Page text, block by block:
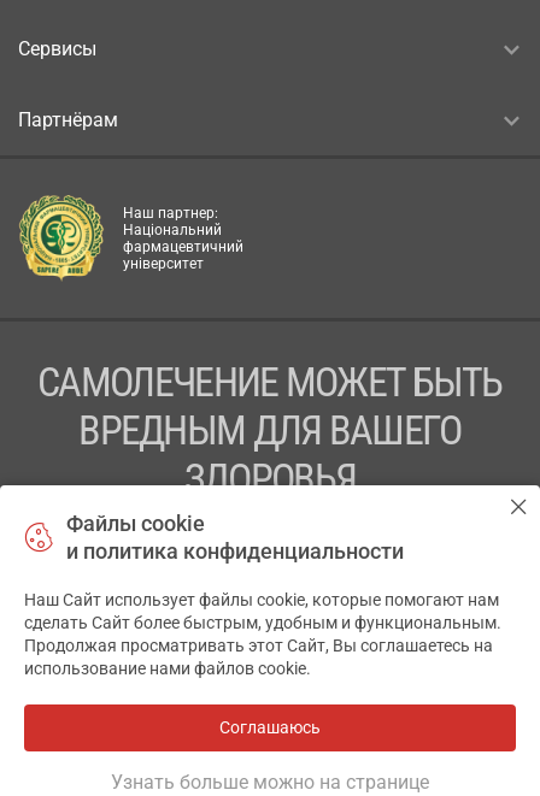
Сервисы
Партнёрам
Наш партнер:
Національний
фармацевтичний
університет
САМОЛЕЧЕНИЕ МОЖЕТ БЫТЬ
ВРЕДНЫМ ДЛЯ ВАШЕГО
ЗДОРОВЬЯ
ПЕРЕД ПРИМЕНЕНИЕМ ПРЕПАРАТА
ПРОКОНСУЛЬТИРУЙТЕСЬ С ВРАЧОМ
ТОВ «АПТЕКА 911.ЮА» Код ЄДРПОУ 43631965.
Отказ от ответственности
АПТЕКА911.ЮА
Файлы cookie
и политика конфиденциальности
Наш Сайт использует файлы cookie, которые помогают нам
сделать Сайт более быстрым, удобным и функциональным.
Продолжая просматривать этот Сайт, Вы соглашаетесь на
использование нами файлов cookie.
Соглашаюсь
Узнать больше можно на странице
✕